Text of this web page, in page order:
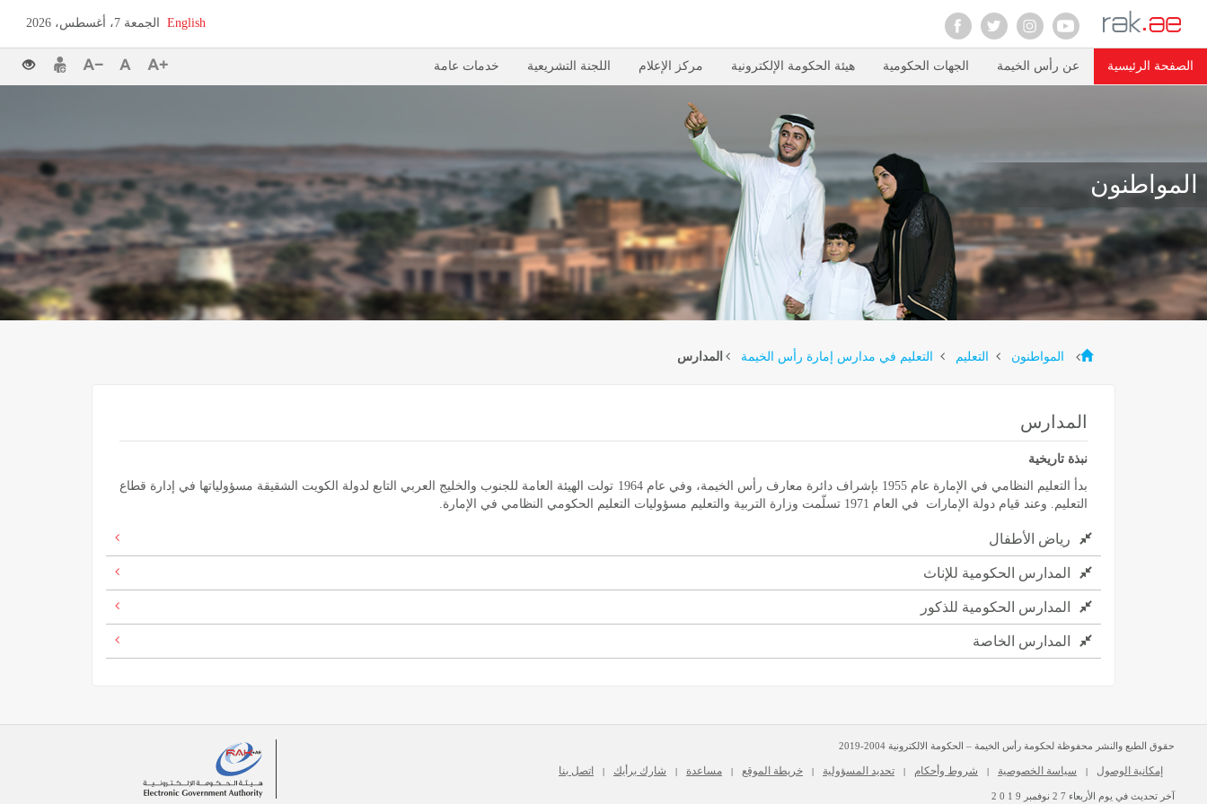
English الجمعة 7، أغسطس، 2026
الصفحة الرئيسية عن رأس الخيمة الجهات الحكومية هيئة الحكومة الإلكترونية مركز الإعلام اللجنة التشريعية خدمات عامة
المواطنون
المواطنون التعليم التعليم في مدارس إمارة رأس الخيمة المدارس
المدارس
نبذة تاريخية
بدأ التعليم النظامي في الإمارة عام 1955 بإشراف دائرة معارف رأس الخيمة، وفي عام 1964 تولت الهيئة العامة للجنوب والخليج العربي التابع لدولة الكويت الشقيقة مسؤولياتها في إدارة قطاع
التعليم. وعند قيام دولة الإمارات في العام 1971 تسلّمت وزارة التربية والتعليم مسؤوليات التعليم الحكومي النظامي في الإمارة.
رياض الأطفال
المدارس الحكومية للإناث
المدارس الحكومية للذكور
المدارس الخاصة
حقوق الطبع والنشر محفوظة لحكومة رأس الخيمة – الحكومة الالكترونية 2004-2019
إمكانية الوصول | سياسة الخصوصية | شروط وأحكام | تحديد المسؤولية | خريطة الموقع | مساعدة | شارك برأيك | اتصل بنا
2 0 1 9 نوفمبر 2 7 الأربعاء آخر تحديث في يوم